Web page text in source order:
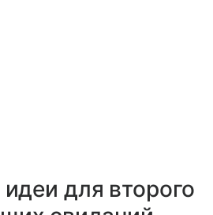
для второго